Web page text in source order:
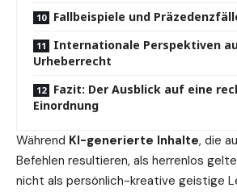
Fallbeispiele und
Internationale Perspektiven
Urheberrecht
Fazit: Der Ausblick auf eine
Einordnung
Während KI-generierte Inhalte, die
Befehlen resultieren, als herrenlos
nicht als persönlich-kreative geistige